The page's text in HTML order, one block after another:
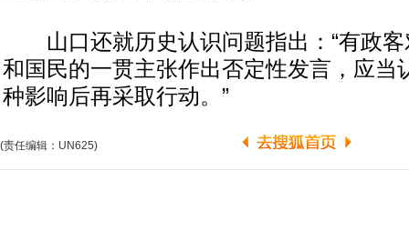
山口还就历史认识问题指出：“有政客
和国民的一贯主张作出否定性发言，应当
种影响后再采取行动。”
(责任编辑：UN625)